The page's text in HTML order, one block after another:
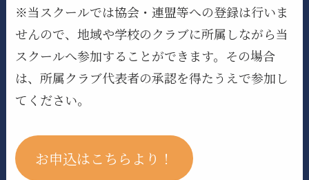
※当スクールでは協会・連盟等への登録は行いま
せんので、地域や学校のクラブに所属しながら当
スクールへ参加することができます。その場合
は、所属クラブ代表者の承認を得たうえで参加し
てください。
お申込はこちらより！